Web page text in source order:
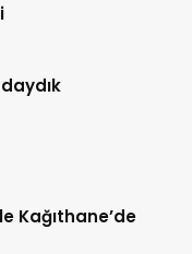
Kağıthane’de